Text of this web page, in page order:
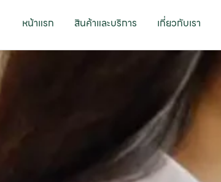
หน้าแรก สินค้าและบริการ เกี่ยวกับเรา